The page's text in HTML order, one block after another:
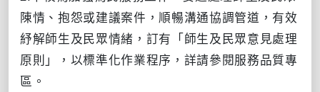
陳情、抱怨或建議案件，順暢溝通協調管道，有效
紓解師生及民眾情緒，訂有「師生及民眾意見處理
原則」，以標準化作業程序，詳請參閱服務品質專
區。